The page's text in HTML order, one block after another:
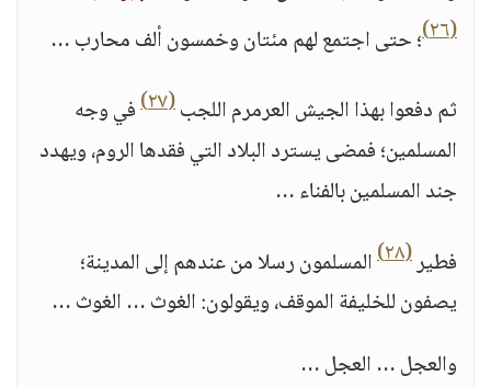
(٢٦)
؛ حتى اجتمع لهم مئتان وخمسون ألف محارب …
ثم دفعوا بهذا الجيش العرمرم اللجب(٢٧)
في وجه
المسلمين؛ فمضى يسترد البلاد التي فقدها الروم، ويهدد
جند المسلمين بالفناء …
فطير(٢٨)
المسلمون رسلا من عندهم إلى المدينة؛
يصفون للخليفة الموقف، ويقولون: الغوث … الغوث …
والعجل … العجل …